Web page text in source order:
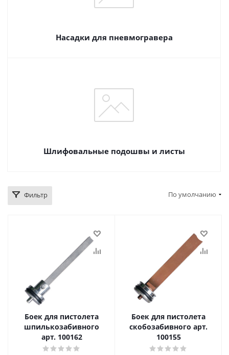
Насадки для пневмогравера
Шлифовальные подошвы и листы
Фильтр По умолчанию
Боек для пистолета
шпилькозабивного
арт. 100162
Боек для пистолета
скобозабивного арт.
100155